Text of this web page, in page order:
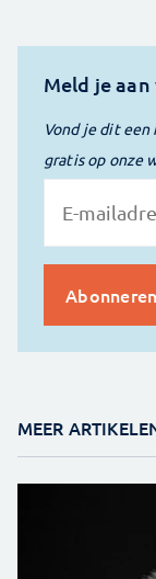
Meld je
Vond je dit
gratis op onze
MEER